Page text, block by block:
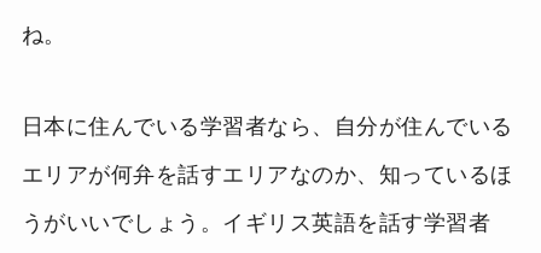
ね。
日本に住んでいる学習者なら、自分が住んでいる
エリアが何弁を話すエリアなのか、知っているほ
うがいいでしょう。イギリス英語を話す学習者